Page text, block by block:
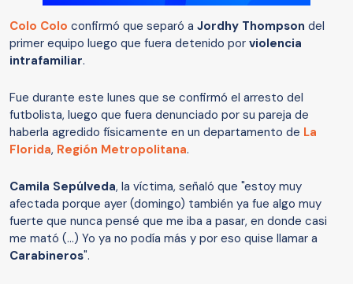
Colo Colo confirmó que separó a Jordhy Thompson del
primer equipo luego que fuera detenido por violencia
intrafamiliar.
Fue durante este lunes que se confirmó el arresto del
futbolista, luego que fuera denunciado por su pareja de
haberla agredido físicamente en un departamento de La
Florida, Región Metropolitana.
Camila Sepúlveda, la víctima, señaló que "estoy muy
afectada porque ayer (domingo) también ya fue algo muy
fuerte que nunca pensé que me iba a pasar, en donde casi
me mató (...) Yo ya no podía más y por eso quise llamar a
Carabineros".